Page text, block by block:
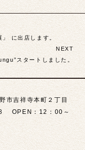
に出店します。
NEXT
スタートしました。
吉祥寺本町２丁目
OPEN：12：00～